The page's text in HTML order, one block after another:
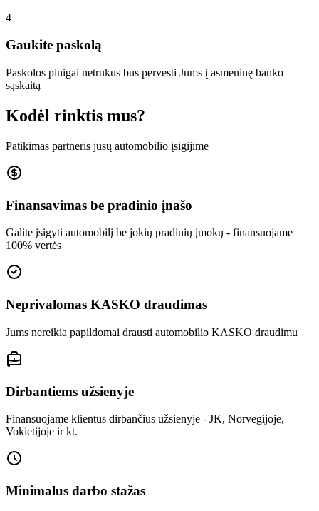
4
Gaukite paskolą
Paskolos pinigai netrukus bus pervesti Jums į asmeninę banko
sąskaitą
Kodėl rinktis mus?
Patikimas partneris jūsų automobilio įsigijime
Finansavimas be pradinio įnašo
Galite įsigyti automobilį be jokių pradinių įmokų - finansuojame
100% vertės
Neprivalomas KASKO draudimas
Jums nereikia papildomai drausti automobilio KASKO draudimu
Dirbantiems užsienyje
Finansuojame klientus dirbančius užsienyje - JK, Norvegijoje,
Vokietijoje ir kt.
Minimalus darbo stažas